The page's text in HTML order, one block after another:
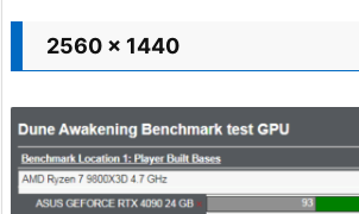
2560 x 1440